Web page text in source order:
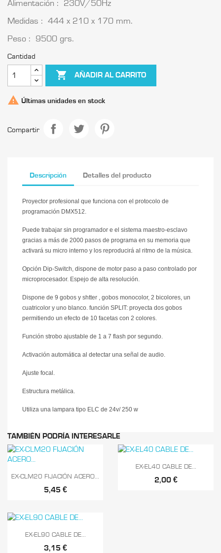
Alimentación : 230V/50Hz
Medidas : 444 x 210 x 170 mm.
Peso : 9500 grs.
Cantidad
 AÑADIR AL CARRITO
 Últimas unidades en stock
Compartir
Descripción Detalles del producto
Proyector profesional que funciona con el protocolo de
programación DMX512.
Puede trabajar sin programador e el sistema maestro-esclavo
gracias a más de 2000 pasos de programa en su memoria que
activará su micro interno y los reproducirá al ritmo de la música.
Opción Dip-Switch, dispone de motor paso a paso controlado por
microprocesador. Espejo de alta resolución.
Dispone de 9 gobos y shtter , gobos monocolor, 2 bicolores, un
cuatricolor y uno blanco. función SPLIT: proyecta dos gobos
permitiendo un efecto de 10 facetas con 2 colores.
Función strobo ajustable de 1 a 7 flash por segundo.
Activación automática al detectar una señal de audio.
Ajuste focal.
Estructura metálica.
Utiliza una lampara tipo ELC de 24v/ 250 w
TAMBIÉN PODRÍA INTERESARLE
Vista rápida
EX-CLM20 FIJACIÓN ACERO...
5,45 €
 Vista rápida
EX-EL40 CABLE DE...
2,00 €
Vista rápida
EX-EL90 CABLE DE...
3,15 €